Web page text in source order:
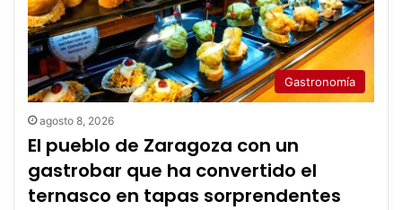
Gastronomía
agosto 8, 2026
El pueblo de Zaragoza con un
gastrobar que ha convertido el
ternasco en tapas sorprendentes